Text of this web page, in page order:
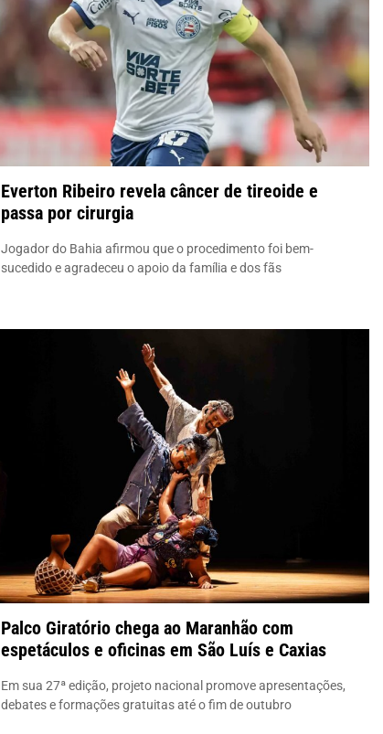
Everton Ribeiro revela câncer de tireoide e
passa por cirurgia
Jogador do Bahia afirmou que o procedimento foi bem-
sucedido e agradeceu o apoio da família e dos fãs
Palco Giratório chega ao Maranhão com
espetáculos e oficinas em São Luís e Caxias
Em sua 27ª edição, projeto nacional promove apresentações,
debates e formações gratuitas até o fim de outubro